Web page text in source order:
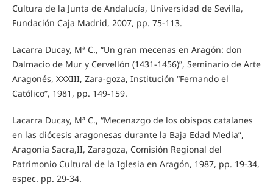
Cultura de la Junta de Andalucía, Universidad de Sevilla,
Fundación Caja Madrid, 2007, pp. 75-113.
Lacarra Ducay, Mª C., “Un gran mecenas en Aragón: don
Dalmacio de Mur y Cervellón (1431-1456)”, Seminario de Arte
Aragonés, XXXIII, Zara-goza, Institución “Fernando el
Católico”, 1981, pp. 149-159.
Lacarra Ducay, Mª C., “Mecenazgo de los obispos catalanes
en las diócesis aragonesas durante la Baja Edad Media”,
Aragonia Sacra,II, Zaragoza, Comisión Regional del
Patrimonio Cultural de la Iglesia en Aragón, 1987, pp. 19-34,
espec. pp. 29-34.